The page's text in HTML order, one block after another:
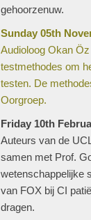
gehoorzenuw.
Sunday 05th
Audioloog Okan
testmethodes om
testen. De
Oorgroep.
Friday 10th
Auteurs van de
samen met Prof.
wetenschappelijke
van FOX bij CI
dragen.